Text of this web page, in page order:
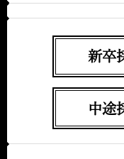
新卒
中途